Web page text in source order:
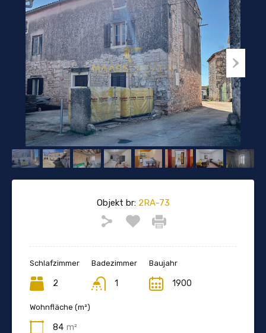
Objekt br:2RA-73
Schlafzimmer
2
Badezimmer
1
Baujahr
1900
Wohnfläche (m²)
84 m²